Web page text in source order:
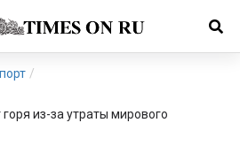
/
из-за утраты мирового